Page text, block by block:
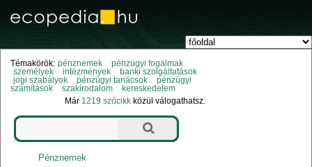
Témakörök: pénznemek
pénzügyi fogalmak
személyek
intézmények
banki szolgáltatások
jogi szabályok
pénzügyi tanácsok
pénzügyi
számítások
szakirodalom
kereskedelem
Már 1219 szócikk közül válogathatsz.
Pénznemek